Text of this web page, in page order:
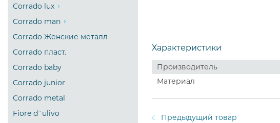
Corrado lux
Corrado man
Corrado Женские металл
Corrado пласт.
Corrado baby
Corrado junior
Corrado metal
Fiore d`ulivo
Характеристики
Производитель
Материал
Предыдущий товар